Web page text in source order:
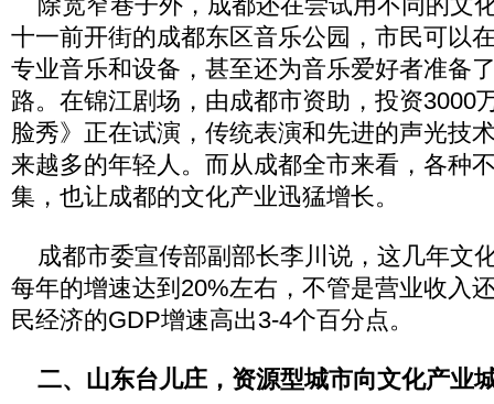
十一前开街的成都东区音乐公园，市民可以
专业音乐和设备，甚至还为音乐爱好者准备
路。在锦江剧场，由成都市资助，投资3000
脸秀》正在试演，传统表演和先进的声光技
来越多的年轻人。而从成都全市来看，各种
集，也让成都的文化产业迅猛增长。
成都市委宣传部副部长李川说，这几年文
每年的增速达到20%左右，不管是营业收入
民经济的GDP增速高出3-4个百分点。
二、山东台儿庄，资源型城市向文化产业